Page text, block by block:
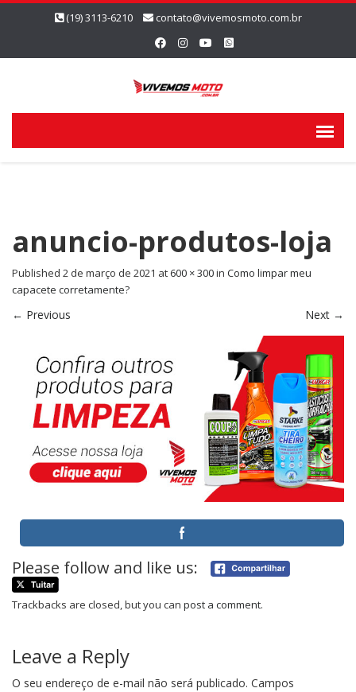
(19) 3113-6210 contato@vivemosmoto.com.br
anuncio-produtos-loja
Published 2 de março de 2021 at 600 × 300in Como limpar meu
capacete corretamente?
← Previous Next →
Please follow and like us:
Trackbacks are closed, but you can post a comment.
Leave a Reply
O seu endereço de e-mail não será publicado. Campos